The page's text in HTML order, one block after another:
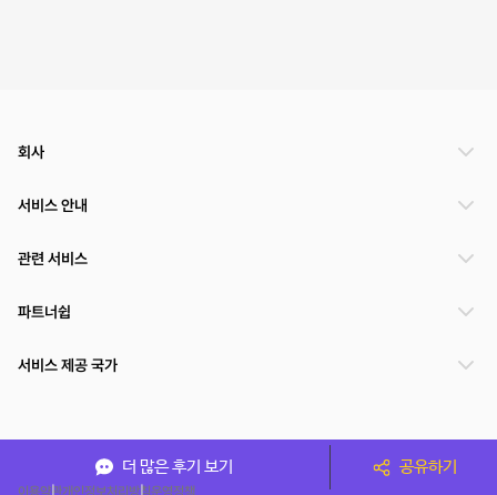
더 많은 후기 보기 공유하기
회사
서비스 안내
관련 서비스
파트너쉽
서비스 제공 국가
이용약관개인정보처리방침운영정책